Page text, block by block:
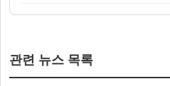
관련 뉴스 목록